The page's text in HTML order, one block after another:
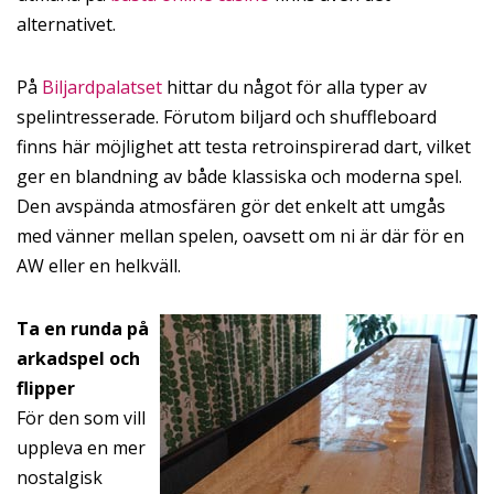
alternativet.
På Biljardpalatset hittar du något för alla typer av
spelintresserade. Förutom biljard och shuffleboard
finns här möjlighet att testa retroinspirerad dart, vilket
ger en blandning av både klassiska och moderna spel.
Den avspända atmosfären gör det enkelt att umgås
med vänner mellan spelen, oavsett om ni är där för en
AW eller en helkväll.
Ta en runda på
arkadspel och
flipper
För den som vill
uppleva en mer
nostalgisk